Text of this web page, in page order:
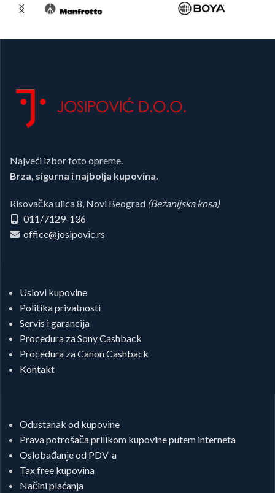
Najveći izbor foto opreme.
Brza, sigurna i najbolja kupovina.
Risovačka ulica 8, Novi Beograd (Bežanijska kosa)
011/7129-136
office@josipovic.rs
Uslovi kupovine
Politika privatnosti
Servis i garancija
Procedura za Sony Cashback
Procedura za Canon Cashback
Kontakt
Odustanak od kupovine
Prava potrošača prilikom kupovine putem interneta
Oslobađanje od PDV-a
Tax free kupovina
Načini plaćanja